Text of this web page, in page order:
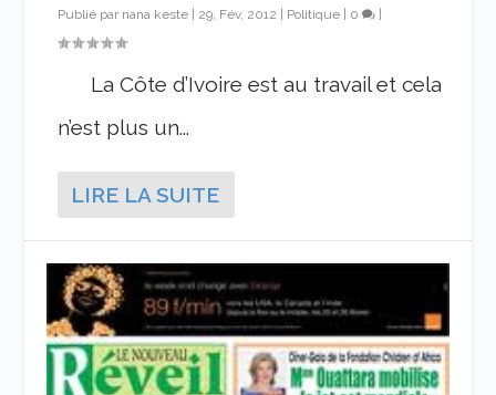
Publié par nana keste | 29, Fév, 2012 | Politique | 0 |
La Côte d’Ivoire est au travail et cela
n’est plus un...
LIRE LA SUITE